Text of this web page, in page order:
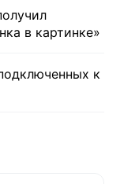
в картинке»
к